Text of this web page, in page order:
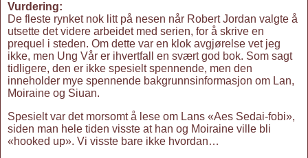
Vurdering:
De fleste rynket nok litt på nesen når Robert Jordan valgte å
utsette det videre arbeidet med serien, for å skrive en
prequel i steden. Om dette var en klok avgjørelse vet jeg
ikke, men Ung Vår er ihvertfall en svært god bok. Som sagt
tidligere, den er ikke spesielt spennende, men den
inneholder mye spennende bakgrunnsinformasjon om Lan,
Moiraine og Siuan.
Spesielt var det morsomt å lese om Lans «Aes Sedai-fobi»,
siden man hele tiden visste at han og Moiraine ville bli
«hooked up». Vi visste bare ikke hvordan…